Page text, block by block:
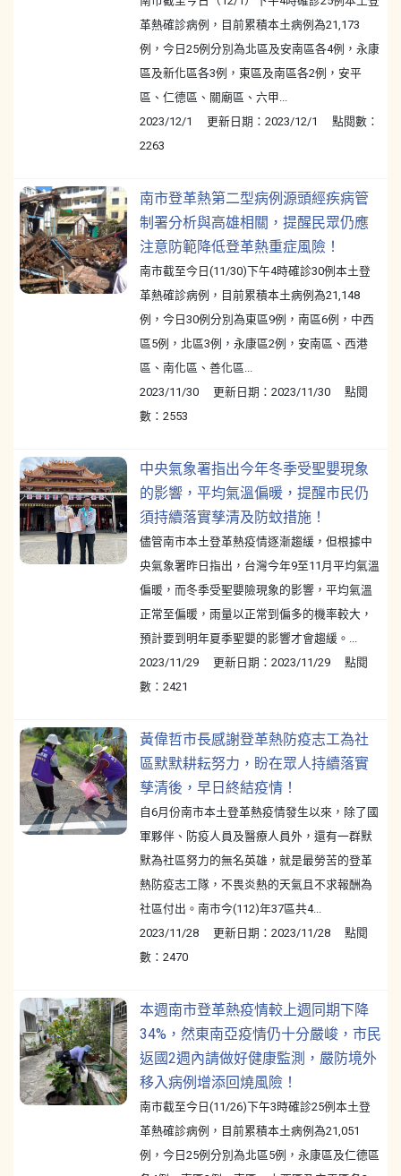
革熱確診病例，目前累積本土病例為21,173
例，今日25例分別為北區及安南區各4例，永康
區及新化區各3例，東區及南區各2例，安平
區、仁德區、關廟區、六甲...
2023/12/1 更新日期：2023/12/1 點閱數：
2263
南市登革熱第二型病例源頭經疾病管
制署分析與高雄相關，提醒民眾仍應
注意防範降低登革熱重症風險！
南市截至今日(11/30)下午4時確診30例本土登
革熱確診病例，目前累積本土病例為21,148
例，今日30例分別為東區9例，南區6例，中西
區5例，北區3例，永康區2例，安南區、西港
區、南化區、善化區...
2023/11/30 更新日期：2023/11/30 點閱
數：2553
中央氣象署指出今年冬季受聖嬰現象
的影響，平均氣溫偏暖，提醒市民仍
須持續落實孳清及防蚊措施！
儘管南市本土登革熱疫情逐漸趨緩，但根據中
央氣象署昨日指出，台灣今年9至11月平均氣溫
偏暖，而冬季受聖嬰險現象的影響，平均氣溫
正常至偏暖，雨量以正常到偏多的機率較大，
預計要到明年夏季聖嬰的影響才會趨緩。...
2023/11/29 更新日期：2023/11/29 點閱
數：2421
黃偉哲市長感謝登革熱防疫志工為社
區默默耕耘努力，盼在眾人持續落實
孳清後，早日終結疫情！
自6月份南市本土登革熱疫情發生以來，除了國
軍夥伴、防疫人員及醫療人員外，還有一群默
默為社區努力的無名英雄，就是最勞苦的登革
熱防疫志工隊，不畏炎熱的天氣且不求報酬為
社區付出。南市今(112)年37區共4...
2023/11/28 更新日期：2023/11/28 點閱
數：2470
本週南市登革熱疫情較上週同期下降
34%，然東南亞疫情仍十分嚴峻，市民
返國2週內請做好健康監測，嚴防境外
移入病例增添回燒風險！
南市截至今日(11/26)下午3時確診25例本土登
革熱確診病例，目前累積本土病例為21,051
例，今日25例分別為北區5例，永康區及仁德區